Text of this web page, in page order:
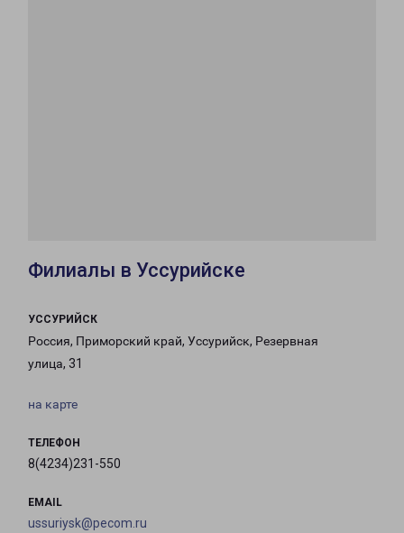
Филиалы в Уссурийске
УССУРИЙСК
Россия, Приморский край, Уссурийск, Резервная
улица, 31
на карте
ТЕЛЕФОН
8(4234)231-550
EMAIL
ussuriysk@pecom.ru